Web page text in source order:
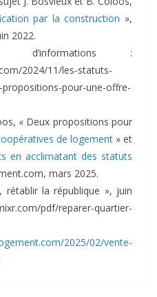
par la construction »,
2022.
:
2024/11/les-statuts-
pour-une-offre-
« Deux propositions pour
de logement » et
en acclimatant des statuts
mars 2025.
rétablir la république », juin
pdf/reparer-quartier-
2025/02/vente-